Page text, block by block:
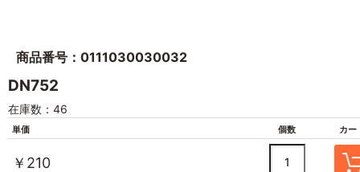
商品番号：0111030030032
DN752
在庫数：46
単価 個数 カー
￥210